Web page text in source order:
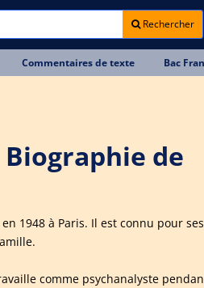
Rechercher
Commentaires de texte Bac
de
1948 à Paris. Il est connu pour
comme psychanalyste